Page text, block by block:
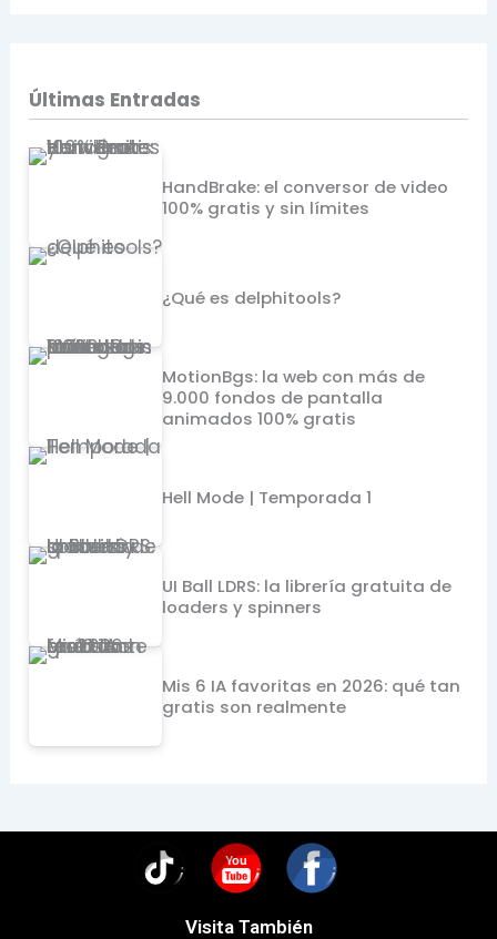
Últimas Entradas
HandBrake: el conversor de video
100% gratis y sin límites
¿Qué es delphitools?
MotionBgs: la web con más de
9.000 fondos de pantalla
animados 100% gratis
Hell Mode | Temporada 1
UI Ball LDRS: la librería gratuita de
loaders y spinners
Mis 6 IA favoritas en 2026: qué tan
gratis son realmente
You
Visita También